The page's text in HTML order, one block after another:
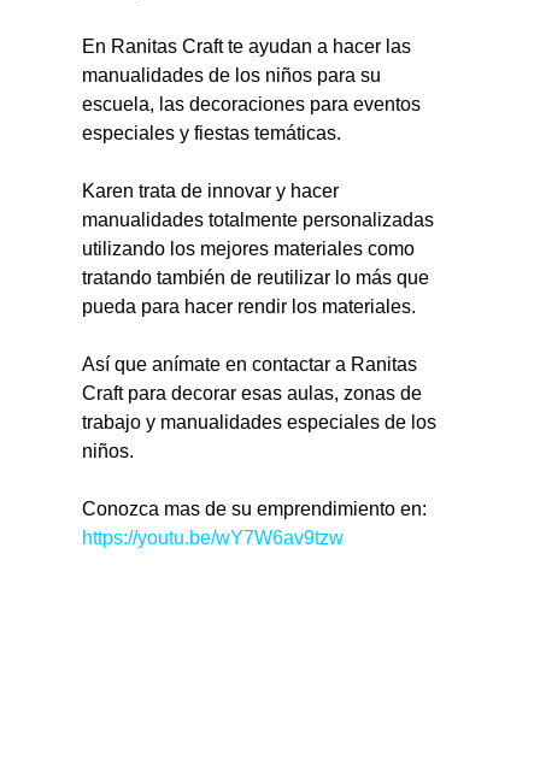
En Ranitas Craft te ayudan a hacer las
manualidades de los niños para su
escuela, las decoraciones para eventos
especiales y fiestas temáticas.
Karen trata de innovar y hacer
manualidades totalmente personalizadas
utilizando los mejores materiales como
tratando también de reutilizar lo más que
pueda para hacer rendir los materiales.
Así que anímate en contactar a Ranitas
Craft para decorar esas aulas, zonas de
trabajo y manualidades especiales de los
niños.
Conozca mas de su emprendimiento en:
https://youtu.be/wY7W6av9tzw